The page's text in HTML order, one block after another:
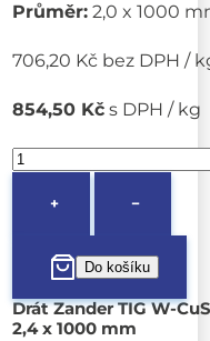
Průměr: 2,0 x 1000
706,20 Kč bez DPH /
854,50 Kč s DPH / kg
+ −
Drát Zander TIG W-
2,4 x 1000 mm